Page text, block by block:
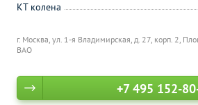
г. Москва, ул. 1-я Владимирская, д. 27, корп. 2,
ВАО
КТ колена
+7 495 152-